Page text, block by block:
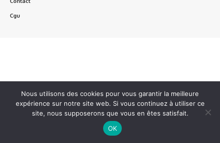
Cgu
Nous utilisons des cookies pour vous garantir la meilleure
expérience sur notre site web. Si vous continuez à utiliser ce
site, nous supposerons que vous en êtes satisfait.
OK